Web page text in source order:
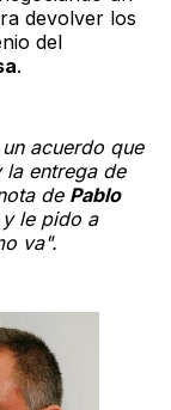
devolver los
del
.
acuerdo que
entrega de
de Pablo
le pido a
va".